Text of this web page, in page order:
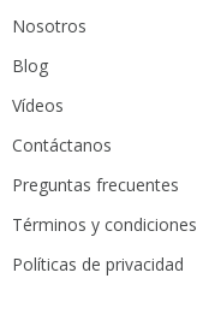
Nosotros
Blog
Vídeos
Contáctanos
Preguntas frecuentes
Términos y condiciones
Políticas de privacidad